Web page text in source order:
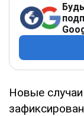
Новые